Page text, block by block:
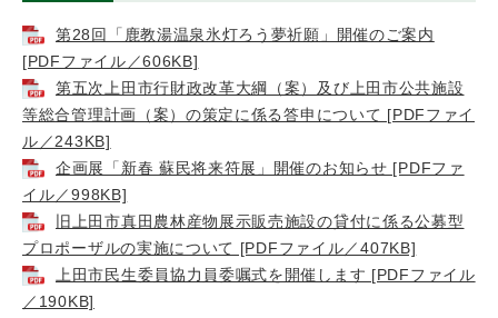
第28回「鹿教湯温泉氷灯ろう夢祈願」開催のご案内
[PDFファイル／606KB]
第五次上田市行財政改革大綱（案）及び上田市公共施設
等総合管理計画（案）の策定に係る答申について [PDFファイ
ル／243KB]
企画展「新春 蘇民将来符展」開催のお知らせ [PDFファ
イル／998KB]
旧上田市真田農林産物展示販売施設の貸付に係る公募型
プロポーザルの実施について [PDFファイル／407KB]
上田市民生委員協力員委嘱式を開催します [PDFファイル
／190KB]